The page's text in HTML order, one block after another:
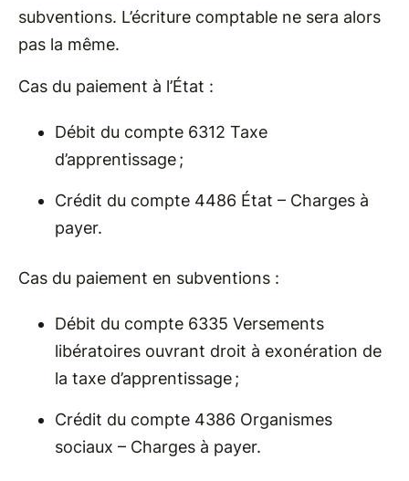
subventions. L’écriture comptable ne sera alors
pas la même.
Cas du paiement à l’État :
Débit du compte 6312 Taxe
d’apprentissage ;
Crédit du compte 4486 État – Charges à
payer.
Cas du paiement en subventions :
Débit du compte 6335 Versements
libératoires ouvrant droit à exonération de
la taxe d’apprentissage ;
Crédit du compte 4386 Organismes
sociaux – Charges à payer.